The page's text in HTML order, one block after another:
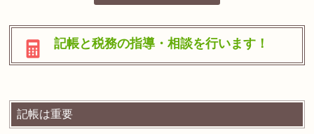
記帳と税務の指導・相談を行います！
記帳は重要